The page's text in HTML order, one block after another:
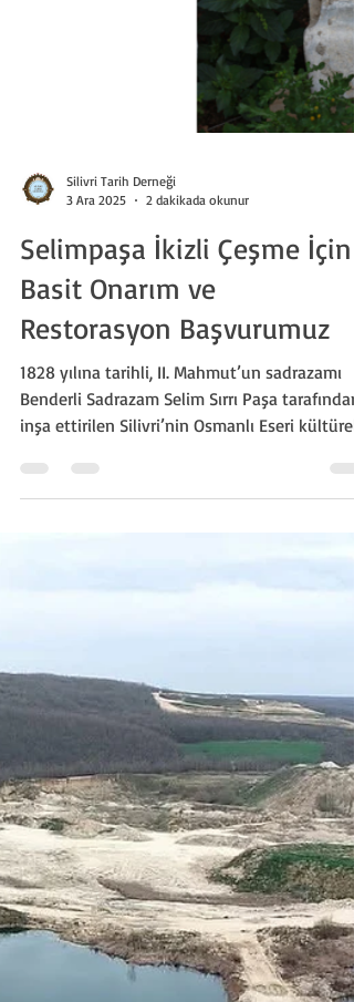
Silivri Tarih Derneği
Selimpaşa İkizli Çeşme İçin
Basit Onarım ve
Restorasyon Başvurumuz
1828 yılına tarihli, II. Mahmut’un sadrazamı
ile alakalı İstanbul 1 Numaralı Kültür
Varlıklarını Koruma Bölge Kurulu Müdürlüğü ,
Silivri Belediyesi ve İstanbul Büyükşehir
Belediyesi Kent Tarihi ve Tanıtımı Dairesi
Başkanlığı'na başvurumuzu ilettik.